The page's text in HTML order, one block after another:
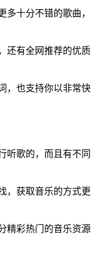
多十分不错的歌曲，
还有全网推荐的优质
，也支持你以非常快
听歌的，而且有不同
，获取音乐的方式更
精彩热门的音乐资源